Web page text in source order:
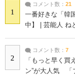
1
コメント数： 21
一番好きな「韓
中】 | 芸能人 ね
2
コメント数： 7
「もっと早く
ン”が大人気 「